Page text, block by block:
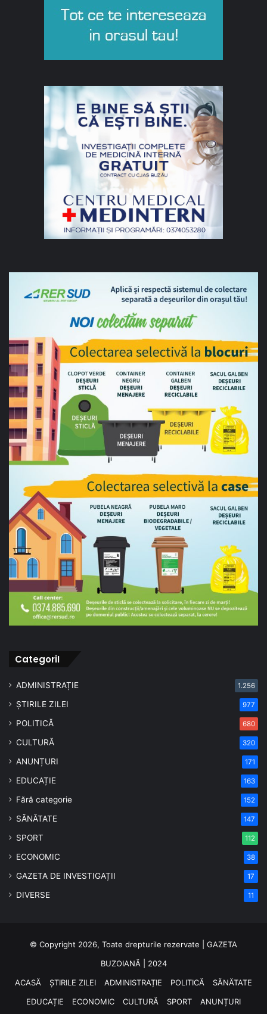
CategoriI
ADMINISTRAȚIE 1.256
ȘTIRILE ZILEI 977
POLITICĂ 680
CULTURĂ 320
ANUNȚURI 171
EDUCAȚIE 163
Fără categorie 152
SĂNĂTATE 147
SPORT 112
ECONOMIC 38
GAZETA DE INVESTIGAȚII 17
DIVERSE 11
© Copyright 2026, Toate drepturile rezervate | GAZETA
BUZOIANĂ | 2024
ACASĂ
ȘTIRILE ZILEI ADMINISTRAȚIE POLITICĂ
SĂNĂTATE
EDUCAȚIE
ECONOMIC CULTURĂ SPORT ANUNȚURI